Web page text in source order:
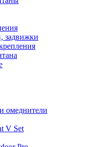
задвижки
омеднители
V Set